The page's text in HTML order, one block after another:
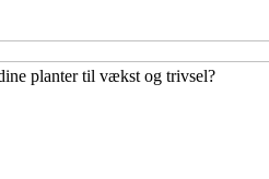
planter til vækst og trivsel?